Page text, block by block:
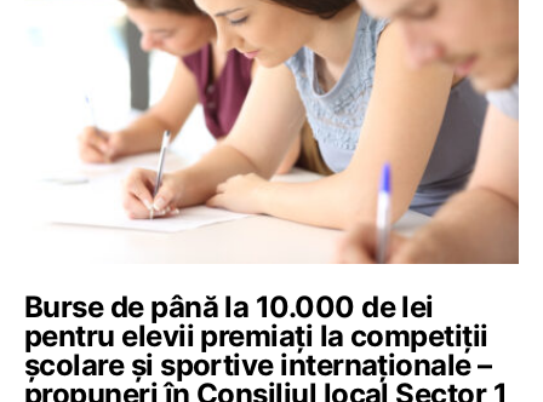
Burse de până la 10.000 de lei
pentru elevii premiați la competiții
școlare și sportive internaționale –
propuneri în Consiliul local Sector 1